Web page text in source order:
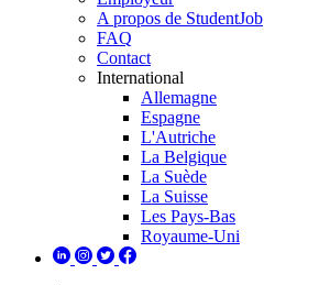
A propos de StudentJob
FAQ
Contact
International
Allemagne
Espagne
L'Autriche
La Belgique
La Suède
La Suisse
Les Pays-Bas
Royaume-Uni